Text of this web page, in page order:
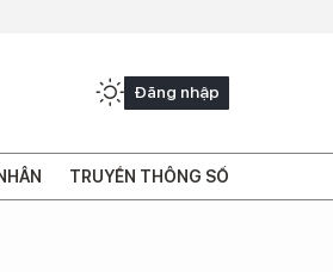
Đăng nhập
TRUYỀN THÔNG SỐ